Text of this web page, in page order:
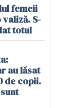
femeii
S-
totul
au lăsat
de copii.